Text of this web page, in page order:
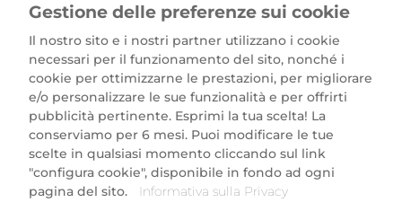
Marionnaud Parfumeries Italia S.r.l.
Largo Fiera Milano 5, 20017 Rho (MI)
REA Milano 1650024 con P.IVA 13425220152.
SCARICA LA NOSTRA APP
Gestione delle preferenze sui cookie
Il nostro sito e i nostri partner utilizzano i cookie
necessari per il funzionamento del sito, nonché i
cookie per ottimizzarne le prestazioni, per migliorare
e/o personalizzare le sue funzionalità e per offrirti
pubblicità pertinente. Esprimi la tua scelta! La
conserviamo per 6 mesi. Puoi modificare le tue
scelte in qualsiasi momento cliccando sul link
"configura cookie", disponibile in fondo ad ogni
pagina del sito.
Informativa sulla Privacy